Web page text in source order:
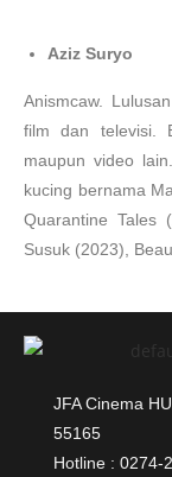
Aziz Suryo
Anismcaw.
film dan televisi.
maupun video
kucing bernama
Quarantine Tales
Susuk (2023),
JFA Cinema
55165
Hotline : 0274-